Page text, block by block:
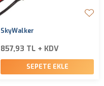
SkyWalker
857,93 TL + KDV
SEPETE EKLE